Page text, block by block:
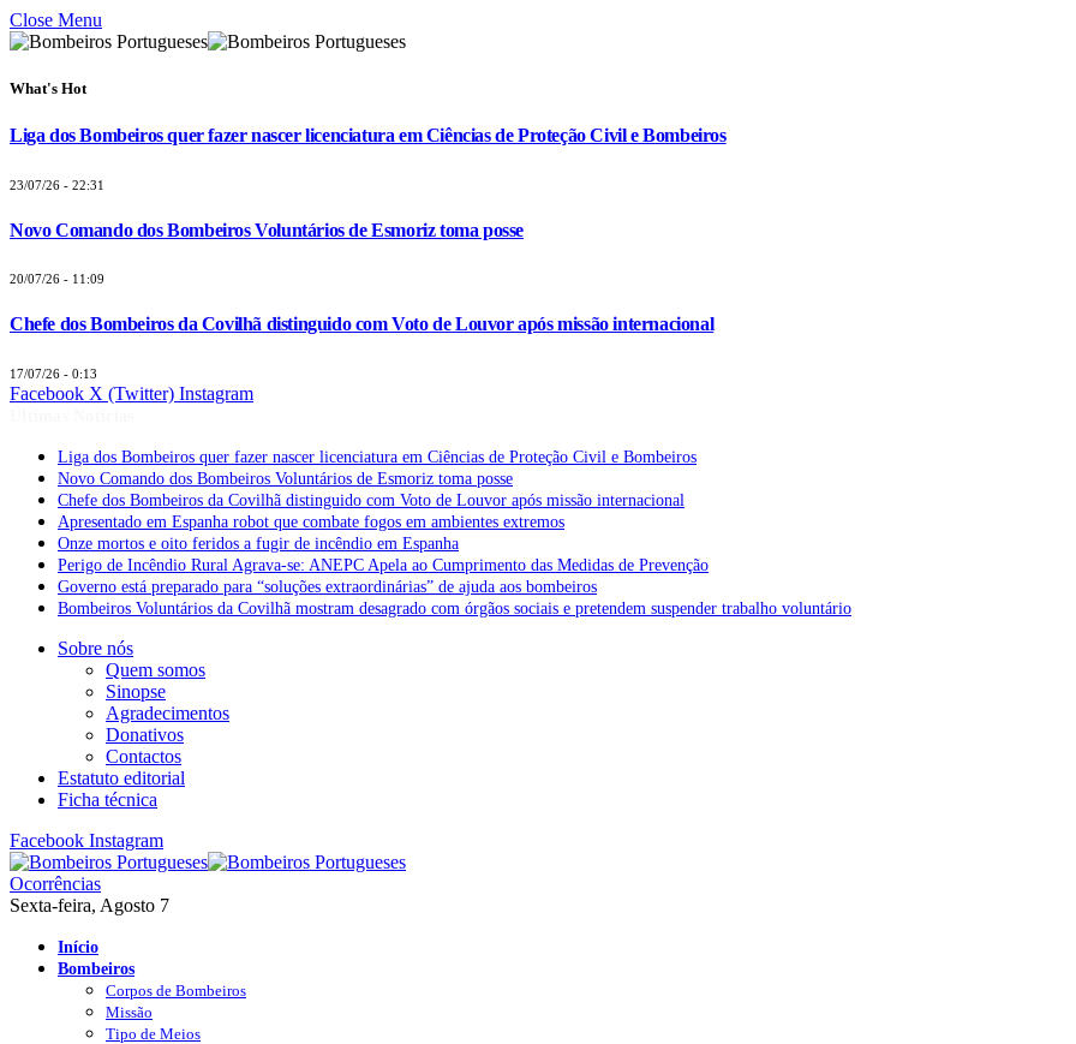
Close Menu
What's Hot
Liga dos Bombeiros quer fazer nascer licenciatura em Ciências de Proteção Civil e Bombeiros
23/07/26 - 22:31
Novo Comando dos Bombeiros Voluntários de Esmoriz toma posse
20/07/26 - 11:09
Chefe dos Bombeiros da Covilhã distinguido com Voto de Louvor após missão internacional
17/07/26 - 0:13
Facebook X (Twitter) Instagram
Liga dos Bombeiros quer fazer nascer licenciatura em Ciências de Proteção Civil e Bombeiros
Novo Comando dos Bombeiros Voluntários de Esmoriz toma posse
Chefe dos Bombeiros da Covilhã distinguido com Voto de Louvor após missão internacional
Apresentado em Espanha robot que combate fogos em ambientes extremos
Onze mortos e oito feridos a fugir de incêndio em Espanha
Perigo de Incêndio Rural Agrava-se: ANEPC Apela ao Cumprimento das Medidas de Prevenção
Governo está preparado para “soluções extraordinárias” de ajuda aos bombeiros
Bombeiros Voluntários da Covilhã mostram desagrado com órgãos sociais e pretendem suspender trabalho voluntário
Sobre nós
Quem somos
Sinopse
Agradecimentos
Donativos
Contactos
Estatuto editorial
Ficha técnica
Facebook Instagram
Ocorrências
Sexta-feira, Agosto 7
Início
Bombeiros
Corpos de Bombeiros
Missão
Tipo de Meios